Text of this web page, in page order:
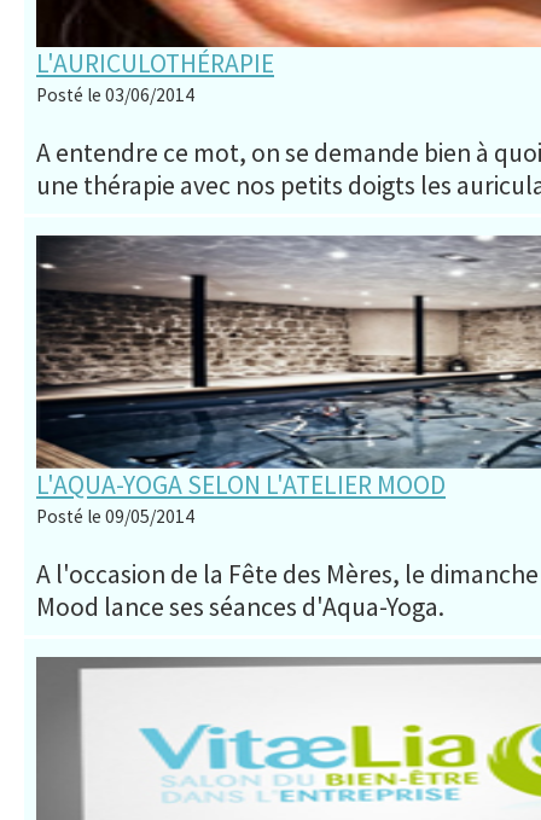
L'AURICULOTHÉRAPIE
Posté le 03/06/2014
A entendre ce mot, on se demande bien à
une thérapie avec nos petits doigts les
L'AQUA-YOGA SELON L'ATELIER MOOD
Posté le 09/05/2014
A l'occasion de la Fête des Mères, le
Mood lance ses séances d'Aqua-Yoga.